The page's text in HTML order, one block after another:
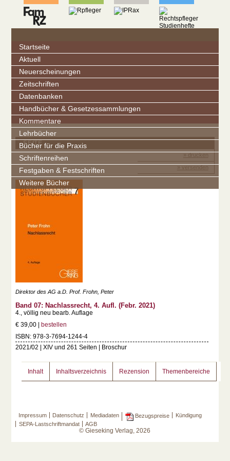
Startseite
Aktuell
Neuerscheinungen
Zeitschriften
Datenbanken
Handbücher & Gesetzessammlungen
Kommentare
Lehrbücher
Bücher für die Praxis
Schriftenreihen
Festgaben & Festschriften
Weitere Bücher
SEITE
» drucken
» versenden
Direktor des AG a.D. Prof. Frohn, Peter
Band 07: Nachlassrecht, 4. Aufl. (Febr. 2021)
4., völlig neu bearb. Auflage
€ 39,00 | bestellen
ISBN: 978-3-7694-1244-4
2021/02 | XIV und 261 Seiten | Broschur
Inhalt Inhaltsverzeichnis Rezension Themenbereiche
Impressum Datenschutz Mediadaten Bezugspreise
Kündigung
SEPA-Lastschriftmandat
AGB
© Gieseking Verlag, 2026